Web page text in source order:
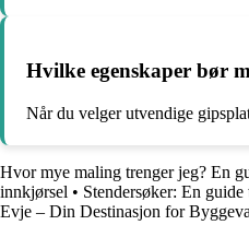
Hvilke egenskaper bør
Når du velger utvendige
Hvor mye maling trenger jeg? En
innkjørsel • Stendersøker: En
Evje – Din Destinasjon for